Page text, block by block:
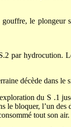
le plongeur
par hydrocution.
décède dans le
du S .1
bloquer, l’un des
tout son air.